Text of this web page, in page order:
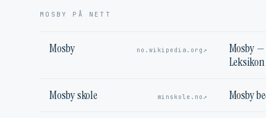
MOSBY PÅ NETT
Mosby no.wikipedia.org ↗
Mosby —
Leksikon
Mosby skole minskole.no ↗ Mosby